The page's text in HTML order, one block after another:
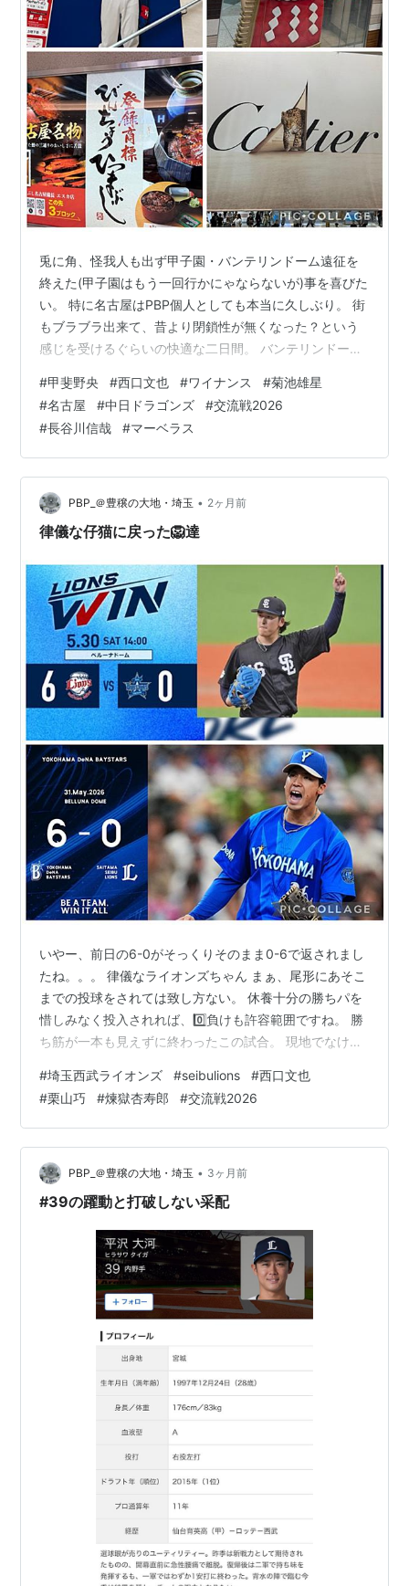
兎に角、怪我人も出ず甲子園・バンテリンドーム遠征を
終えた(甲子園はもう一回行かにゃならないが)事を喜びた
い。 特に名古屋はPBP個人としても本当に久しぶり。 街
もブラブラ出来て、昔より閉鎖性が無くなった？という
感じを受けるぐらいの快適な二日間。 バンテリンドーム
オンズファンをリスペクトしてくれている感じを勝手に
受けて微笑ましく思いました。 そのドラゴンズさん、チ
ーム成績は残念な事になってますが、再建に苦しむ老舗
球団。 高校野球で言えば古豪。 好調ライオンズには表ロ
ーテをぶつけて来てガチの見応えある投手戦の三日間で
したね。 古豪の意地を見た感じで…
#甲斐野央 #西口文也 #ワイナンス #菊池雄星
#名古屋 #中日ドラゴンズ #交流戦2026
#長谷川信哉 #マーベラス
PBP_＠豊穣の大地・埼玉 • 2ヶ月前
律儀な仔猫に戻った🦁達
いやー、前日の6-0がそっくりそのまま0-6で返されまし
たね。。。 律儀なライオンズちゃん まぁ、尾形にあそこ
までの投球をされては致し方ない。 休養十分の勝ちパを
惜しみなく投入されれば、0️⃣負けも許容範囲ですね。 勝
ち筋が一本も見えずに終わったこの試合。 現地でなけれ
現地ライオンズファンは当然ながら残念ですが、 こうい
う試合は早々にスパッと損切り、戦力を温存するスタイ
ルが徹底している西口カントク。 栗山巧の”負けたとして
も、ファンの皆さんに『きょう、球場に来て良かった』
と家に帰ってもらいたい” という想い。言い換えると 今
そこにいるお客様に…
#埼玉西武ライオンズ #seibulions #西口文也
#栗山巧 #煉獄杏寿郎 #交流戦2026
PBP_＠豊穣の大地・埼玉 • 3ヶ月前
#39の躍動と打破しない采配